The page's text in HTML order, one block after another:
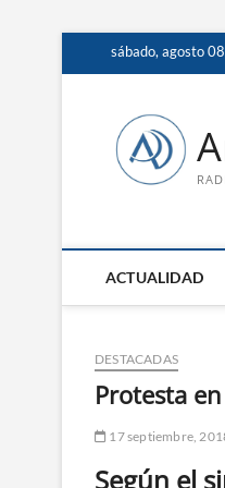
sábado, agosto
ACTUALIDAD
DESTACADAS
Protesta
17 septiembre,
Según el